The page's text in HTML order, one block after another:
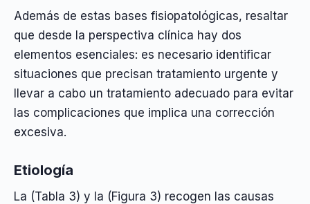
Además de estas bases fisiopatológicas, resaltar
que desde la perspectiva clínica hay dos
elementos esenciales: es necesario identificar
situaciones que precisan tratamiento urgente y
llevar a cabo un tratamiento adecuado para evitar
las complicaciones que implica una corrección
excesiva.
Etiología
La (Tabla 3) y la (Figura 3) recogen las causas